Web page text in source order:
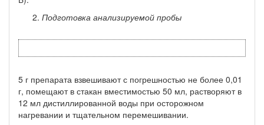
Подготовка анализируемой пробы
5 г препарата взвешивают с погрешностью не более 0,01
г, по­мещают в стакан вместимостью 50 мл, растворяют в
12 мл дистил­лированной воды при осторожном
нагревании и тщательном пере­мешивании.